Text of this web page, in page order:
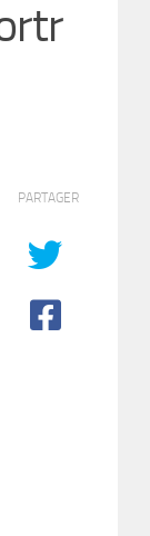
PARTAGER